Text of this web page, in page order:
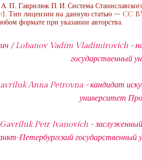
П., Гаврилюк П. И. Система
}. Тип лицензии на данную статью – CC
формате при указании авторства.
/ Lobanov Vadim Vladimirovich -
государственный
Anna Petrovna - кандидат
университет
Petr Ivanovich - заслуженный
Петербургский государственный